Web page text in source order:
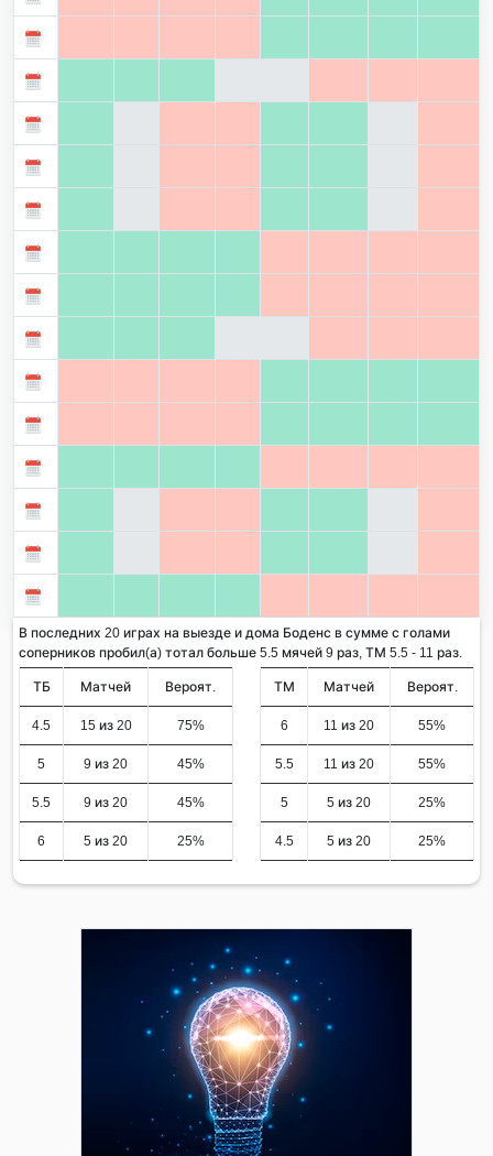
В последних 20 играх на выезде и дома Боденс в сумме с голами
соперников пробил(а) тотал больше 5.5 мячей 9 раз, ТМ 5.5 - 11 раз.
ТБ Матчей Вероят.
4.5 15 из 20 75%
5 9 из 20 45%
5.5 9 из 20 45%
6 5 из 20 25%
ТМ Матчей Вероят.
6 11 из 20 55%
5.5 11 из 20 55%
5 5 из 20 25%
4.5 5 из 20 25%